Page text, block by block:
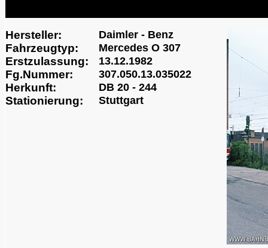
Hersteller: Daimler - Benz
Fahrzeugtyp: Mercedes O 307
Erstzulassung: 13.12.1982
Fg.Nummer: 307.050.13.035022
Herkunft: DB 20 - 244
Stationierung: Stuttgart